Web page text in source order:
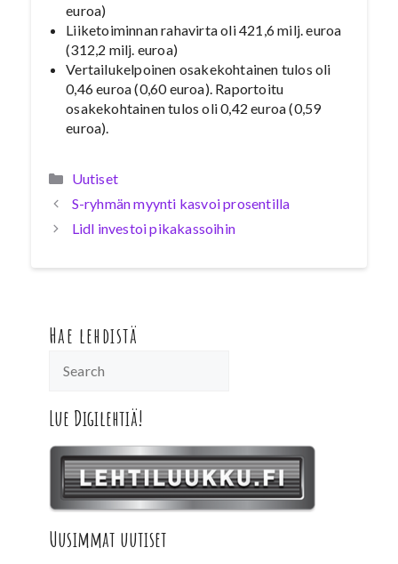
euroa)
Liiketoiminnan rahavirta oli 421,6 milj. euroa
(312,2 milj. euroa)
Vertailukelpoinen osakekohtainen tulos oli
0,46 euroa (0,60 euroa). Raportoitu
osakekohtainen tulos oli 0,42 euroa (0,59
euroa).
Kategoriat
Uutiset
S-ryhmän myynti kasvoi prosentilla
Lidl investoi pikakassoihin
Hae lehdistä
Lue Digilehtiä!
Uusimmat uutiset